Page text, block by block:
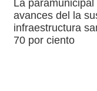
La
avances del la
infraestructura
70 por ciento